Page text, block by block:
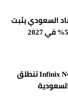
السعودي يثبت
سلسلة هواتف Infinix NOTE 60 تنطلق